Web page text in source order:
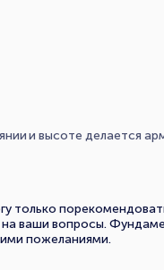
и высоте делается
только
на ваши вопросы.
пожеланиями.